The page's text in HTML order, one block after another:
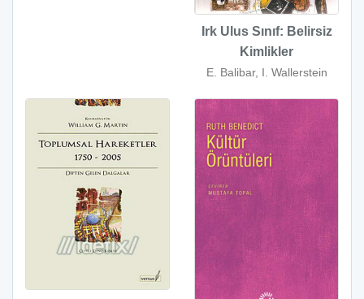
Irk Ulus Sınıf: Belirsiz
Kimlikler
E. Balibar, I. Wallerstein